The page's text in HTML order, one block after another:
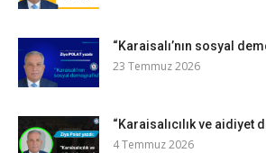
“Karaisalı’nın sosyal
23 Temmuz 2026
“Karaisalıcılık ve aidiyet
4 Temmuz 2026